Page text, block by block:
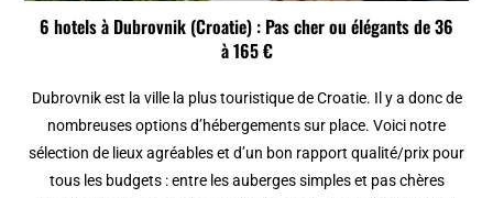
6 hotels à Dubrovnik (Croatie) : Pas cher ou élégants de 36
à 165 €
Dubrovnik est la ville la plus touristique de Croatie. Il y a donc de
nombreuses options d’hébergements sur place. Voici notre
sélection de lieux agréables et d’un bon rapport qualité/prix pour
tous les budgets : entre les auberges simples et pas chères